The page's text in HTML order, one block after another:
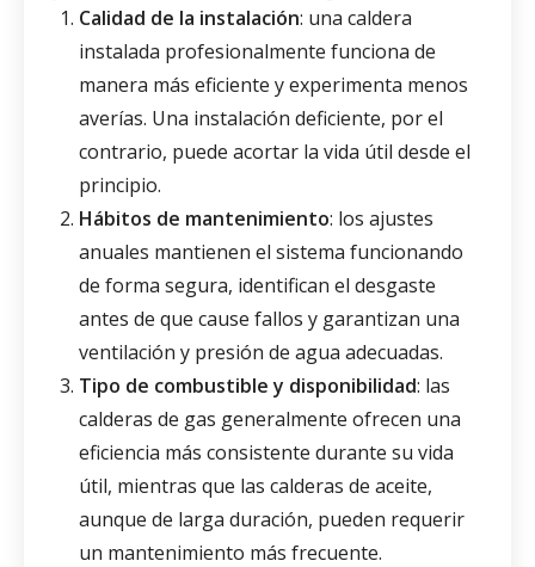
Calidad de la instalación: una caldera
instalada profesionalmente funciona de
manera más eficiente y experimenta menos
averías. Una instalación deficiente, por el
contrario, puede acortar la vida útil desde el
principio.
Hábitos de mantenimiento: los ajustes
anuales mantienen el sistema funcionando
de forma segura, identifican el desgaste
antes de que cause fallos y garantizan una
ventilación y presión de agua adecuadas.
Tipo de combustible y disponibilidad: las
calderas de gas generalmente ofrecen una
eficiencia más consistente durante su vida
útil, mientras que las calderas de aceite,
aunque de larga duración, pueden requerir
un mantenimiento más frecuente.